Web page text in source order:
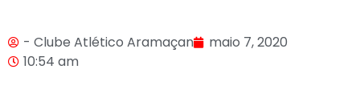
- Clube Atlético Aramaçan
maio 7, 2020
10:54 am